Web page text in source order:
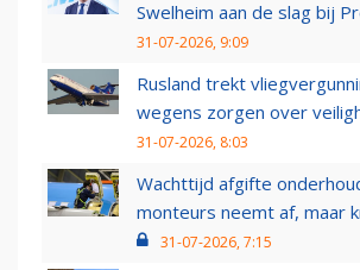
Swelheim aan de slag bij
31-07-2026, 9:09
Rusland trekt
wegens zorgen over
31-07-2026, 8:03
Wachttijd afgifte
monteurs neemt af, maar
31-07-2026, 7:15